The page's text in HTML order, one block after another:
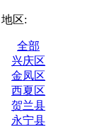
地区:
全部
兴庆区
金凤区
西夏区
贺兰县
永宁县